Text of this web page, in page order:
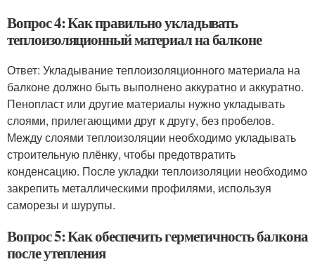
Вопрос 4: Как правильно укладывать
теплоизоляционный материал на балконе
Ответ: Укладывание теплоизоляционного материала на
балконе должно быть выполнено аккуратно и аккуратно.
Пенопласт или другие материалы нужно укладывать
слоями, прилегающими друг к другу, без пробелов.
Между слоями теплоизоляции необходимо укладывать
строительную плёнку, чтобы предотвратить
конденсацию. После укладки теплоизоляции необходимо
закрепить металлическими профилями, используя
саморезы и шурупы.
Вопрос 5: Как обеспечить герметичность балкона
после утепления